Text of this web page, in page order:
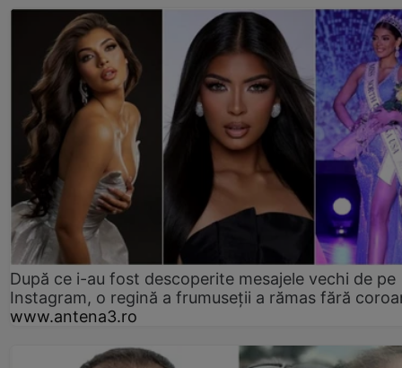
După ce i-au fost descoperite mesajele vechi de pe
Instagram, o regină a frumuseții a rămas fără
www.antena3.ro